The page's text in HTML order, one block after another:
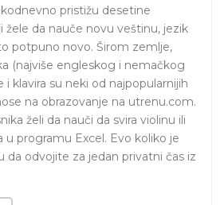
pristižu desetine
žele da nauče novu veštinu, jezik
potpuno novo. Širom zemlje,
(najviše engleskog i nemačkog
klavira su neki od najpopularnijih
na obrazovanje na utrenu.com.
želi da nauči da svira violinu ili
u programu Excel. Evo koliko je
da odvojite za jedan privatni čas iz